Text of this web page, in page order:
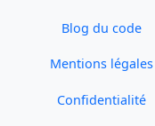
Blog du code
Mentions légales
Confidentialité